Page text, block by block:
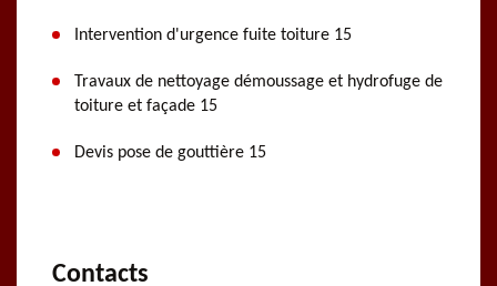
Intervention d'urgence fuite toiture 15
Travaux de nettoyage démoussage et hydrofuge de
toiture et façade 15
Devis pose de gouttière 15
Contacts